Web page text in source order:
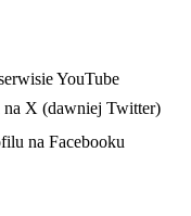
YouTube
na X (dawniej Twitter)
na Facebooku